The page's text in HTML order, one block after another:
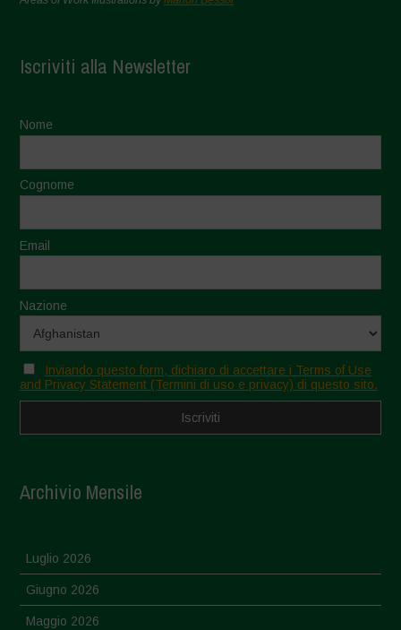
Iscriviti alla Newsletter
Nome
Cognome
Email
Nazione
Inviando questo form, dichiaro di accettare i Terms of Use
and Privacy Statement (Termini di uso e privacy) di questo sito.
Archivio Mensile
Luglio 2026
Giugno 2026
Maggio 2026